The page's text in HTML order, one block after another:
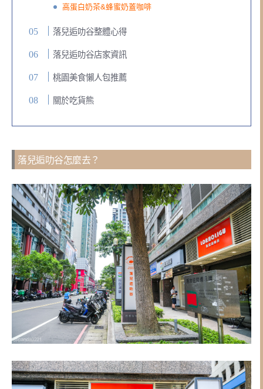
高蛋白奶茶&蜂蜜奶蓋咖啡
落兒逅叻谷整體心得
落兒逅叻谷店家資訊
桃園美食懶人包推薦
關於吃貨熊
落兒逅叻谷怎麼去？